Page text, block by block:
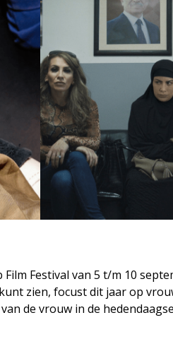
Festival van 5 t/m 10
zien, focust dit jaar op
de vrouw in de